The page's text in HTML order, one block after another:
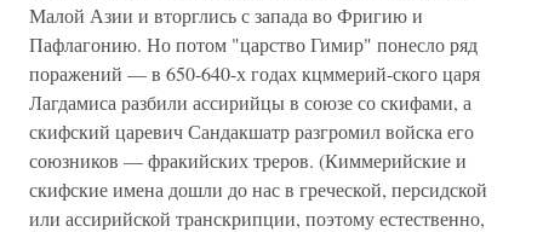
Малой Азии и вторглись с запада во Фригию и
Пафлагонию. Но потом "царство Гимир" понесло ряд
поражений — в 650-640-х годах кцммерий-ского царя
Лагдамиса разбили ассирийцы в союзе со скифами, а
скифский царевич Сандакшатр разгромил войска его
союзников — фракийских треров. (Киммерийские и
скифские имена дошли до нас в греческой, персидской
или ассирийской транскрипции, поэтому естественно,